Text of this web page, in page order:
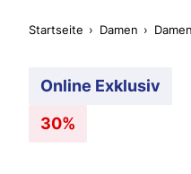
Startseite Damen
Online Exklusiv
30%